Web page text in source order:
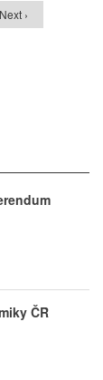
Následující
stránka
Next ›
ČR